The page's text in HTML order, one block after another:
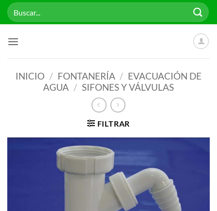
Saltar
Buscar
por:
INICIO / FONTANERÍA / EVACUACIÓN DE
AGUA / SIFONES Y VÁLVULAS
FILTRAR